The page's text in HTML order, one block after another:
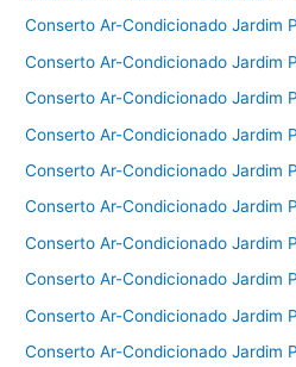
Conserto Ar-Condicionado Jardim
Conserto Ar-Condicionado Jardim
Conserto Ar-Condicionado Jardim
Conserto Ar-Condicionado Jardim
Conserto Ar-Condicionado Jardim
Conserto Ar-Condicionado Jardim
Conserto Ar-Condicionado Jardim
Conserto Ar-Condicionado Jardim
Conserto Ar-Condicionado Jardim
Conserto Ar-Condicionado Jardim